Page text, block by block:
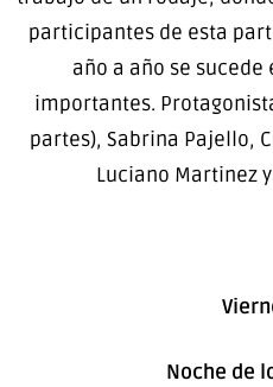
participantes de esta
año a año se
importantes.
partes), Sabrina Pajello,
Luciano Martinez
Noche de